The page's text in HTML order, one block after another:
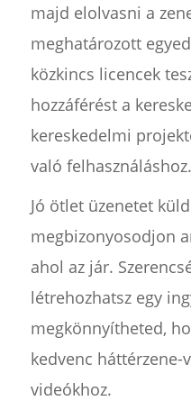
majd elolvasni a
meghatározott
közkincs licencek
hozzáférést a
kereskedelmi
való felhasználáshoz.
Jó ötlet üzenetet
megbizonyosodjon
ahol az jár.
létrehozhatsz egy
megkönnyítheted,
kedvenc
videókhoz.